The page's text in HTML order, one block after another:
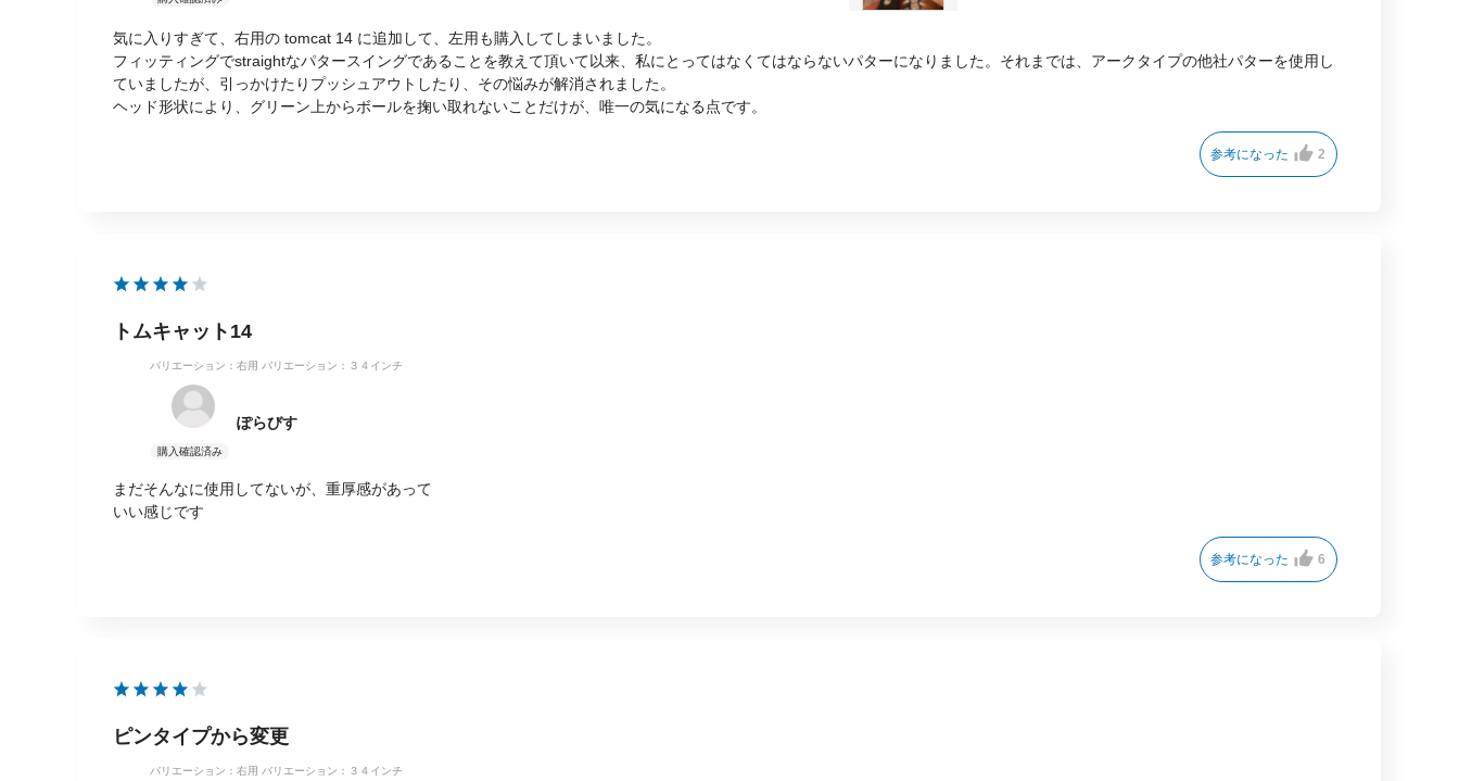
気に入りすぎて、右用の tomcat 14 に追加して、左用も購入してしまいました。
フィッティングでstraightなパタースイングであることを教えて頂いて以来、私にとってはなくてはならないパターになりました。それまでは、アークタイプの他社パターを使用し
ていましたが、引っかけたりプッシュアウトしたり、その悩みが解消されました。
ヘッド形状により、グリーン上からボールを掬い取れないことだけが、唯一の気になる点です。
参考になった 2
トムキャット14
バリエーション：右用 バリエーション：３４インチ
ぽらびす
まだそんなに使用してないが、重厚感があって
いい感じです
参考になった 6
ピンタイプから変更
バリエーション：右用 バリエーション：３４インチ